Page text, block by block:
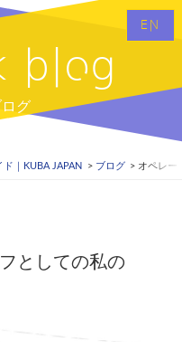
EN
blog
グ
｜KUBA JAPAN ブログ オペレー
としての私の